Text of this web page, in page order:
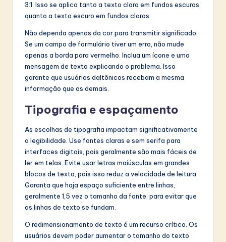
3:1. Isso se aplica tanto a texto claro em fundos escuros
quanto a texto escuro em fundos claros.
Não dependa apenas da cor para transmitir significado.
Se um campo de formulário tiver um erro, não mude
apenas a borda para vermelho. Inclua um ícone e uma
mensagem de texto explicando o problema. Isso
garante que usuários daltônicos recebam a mesma
informação que os demais.
Tipografia e espaçamento
As escolhas de tipografia impactam significativamente
a legibilidade. Use fontes claras e sem serifa para
interfaces digitais, pois geralmente são mais fáceis de
ler em telas. Evite usar letras maiúsculas em grandes
blocos de texto, pois isso reduz a velocidade de leitura.
Garanta que haja espaço suficiente entre linhas,
geralmente 1,5 vez o tamanho da fonte, para evitar que
as linhas de texto se fundam.
O redimensionamento de texto é um recurso crítico. Os
usuários devem poder aumentar o tamanho do texto